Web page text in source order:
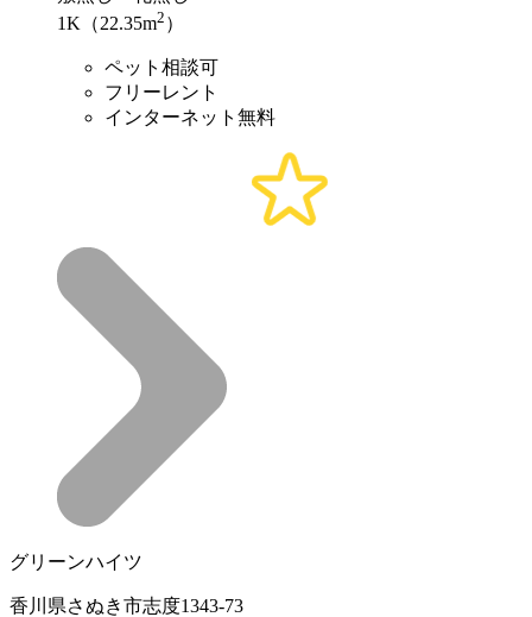
1K（22.35m2 ）
ペット相談可
フリーレント
インターネット無料
グリーンハイツ
香川県さぬき市志度1343-73